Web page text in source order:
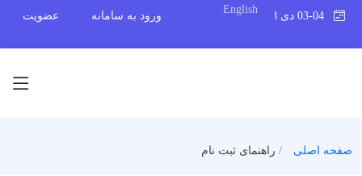
English
ورود به سامانه عضویت
صفحه اصلی راهنمای ثبت نام